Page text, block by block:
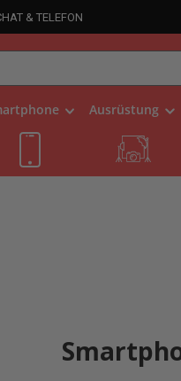
& TELEFON
Ausrüstung